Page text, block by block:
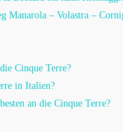
Manarola – Volastra –
Cinque Terre?
in Italien?
an die Cinque Terre?